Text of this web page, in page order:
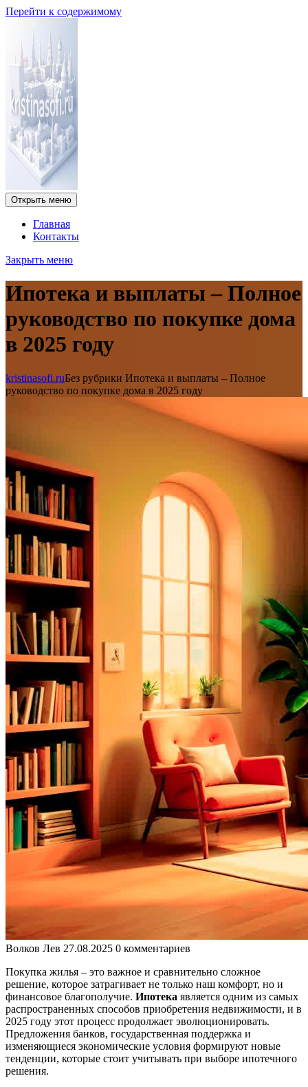
Перейти к содержимому
Открыть меню
Главная
Контакты
Закрыть меню
Ипотека и выплаты – Полное
руководство по покупке дома
в 2025 году
kristinasofi.ruБез рубрики Ипотека и выплаты – Полное
руководство по покупке дома в 2025 году
Волков Лев 27.08.2025 0 комментариев
Покупка жилья – это важное и сравнительно сложное
решение, которое затрагивает не только наш комфорт, но и
финансовое благополучие. Ипотека является одним из самых
распространенных способов приобретения недвижимости, и в
2025 году этот процесс продолжает эволюционировать.
Предложения банков, государственная поддержка и
изменяющиеся экономические условия формируют новые
тенденции, которые стоит учитывать при выборе ипотечного
решения.